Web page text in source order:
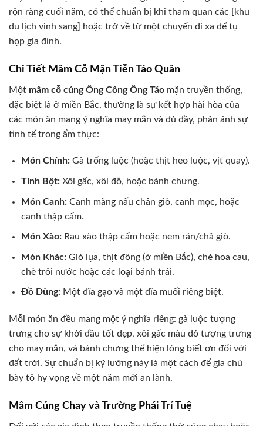
rộn ràng cuối năm, có thể chuẩn bị khi tham quan các [khu
du lịch vinh sang] hoặc trở về từ một chuyến đi xa để tụ
họp gia đình.
Chi Tiết Mâm Cỗ Mặn Tiễn Táo Quân
Một mâm cỗ cúng Ông Công Ông Táo mặn truyền thống,
đặc biệt là ở miền Bắc, thường là sự kết hợp hài hòa của
các món ăn mang ý nghĩa may mắn và đủ đầy, phản ánh sự
tinh tế trong ẩm thực:
Món Chính:Gà trống luộc (hoặc thịt heo luộc, vịt quay).
Tinh Bột:Xôi gấc, xôi đỗ, hoặc bánh chưng.
Món Canh:Canh măng nấu chân giò, canh mọc, hoặc
canh thập cẩm.
Món Xào:Rau xào thập cẩm hoặc nem rán/chả giò.
Món Khác:Giò lụa, thịt đông (ở miền Bắc), chè hoa cau,
chè trôi nước hoặc các loại bánh trái.
Đồ Dùng:Một đĩa gạo và một đĩa muối riêng biệt.
Mỗi món ăn đều mang một ý nghĩa riêng: gà luộc tượng
trưng cho sự khởi đầu tốt đẹp, xôi gấc màu đỏ tượng trưng
cho may mắn, và bánh chưng thể hiện lòng biết ơn đối với
đất trời. Sự chuẩn bị kỹ lưỡng này là một cách để gia chủ
bày tỏ hy vọng về một năm mới an lành.
Mâm Cúng Chay và Trường Phái Trí Tuệ